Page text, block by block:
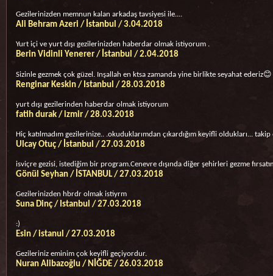
Gezilerinizden memnun kalan arkadaş tavsiyesi ile....
Ali Behram Azeri / İstanbul / 3.04.2018
Yurt içi ve yurt dışı gezilerinizden haberdar olmak istiyorum .
Berin Vidinli Yenerer / İstanbul / 2.04.2018
Sizinle gezmek çok güzel. Inşallah en ktsa zamanda yine birlikte seyahat ederiz😊
Renginar Keskin / Istanbul / 28.03.2018
yurt dışı gezilerinden haberdar olmak istiyorum
fatih durak / izmir / 28.03.2018
Hiç katılmadım gezilerinize.. .okuduklarımdan çıkardığım keyifli oldukları...
Ulcay Otuç / İstanbul / 27.03.2018
isviçre gezisi, istediğim bir program.Cenevre dışında diğer şehirleri gezme
Gönül Seyhan / İSTANBUL / 27.03.2018
Gezilerinizden hbrdr olmak istiyrm
Suna Dinç / Istanbul / 27.03.2018
:)
Esin / istanul / 27.03.2018
Gezileriniz eminim çok keyifli geçiyordur.
Nuran Alibazoğlu / NİĞDE / 26.03.2018